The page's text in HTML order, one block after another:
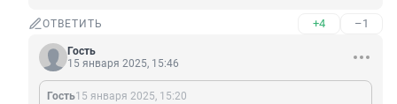
ОТВЕТИТЬ +4 –1
Гость
15 января 2025, 15:46
Гость15 января 2025, 15:20